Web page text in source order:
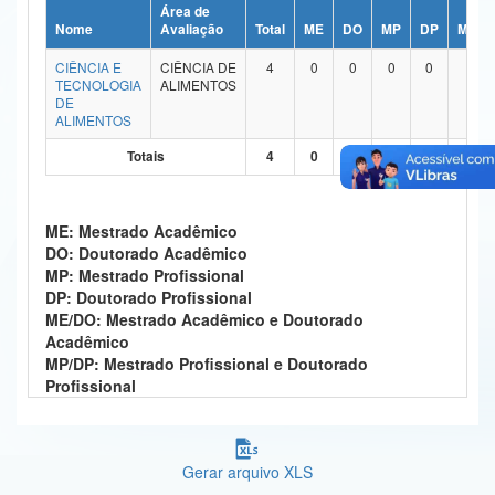
Ministério da Ciência, Tecnologia, Inovações e Comunicações
Ministério do Meio Ambiente
Ministério do Turismo
Ministério do Desenvolvimento Regional
Ministério da Mulher, da Família e dos Direitos Humanos
Secretaria-Geral
Secretaria de Governo
Gabinete de Segurança Institucional
Nome
Área de
Avaliação
Total ME DO MP DP
ME/
CIÊNCIA E
TECNOLOGIA
DE
ALIMENTOS
CIÊNCIA DE
ALIMENTOS
4 0 0 0 0
Totais 4 0 0 0 0 4
ME: Mestrado Acadêmico
DO: Doutorado Acadêmico
MP: Mestrado Profissional
DP: Doutorado Profissional
ME/DO: Mestrado Acadêmico e Doutorado
Acadêmico
MP/DP: Mestrado Profissional e Doutorado
Profissional
Gerar arquivo XLS